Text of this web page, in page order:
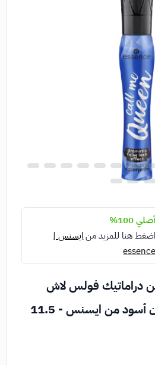
أصلي 100%
اضغط هنا للمزيد من ايسنس |
essence
دراماتيك فولس لاش
افكت ووتربروف لون أسود من ايسنس - 11.5